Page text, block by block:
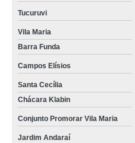
Tucuruvi
Vila Maria
Barra Funda
Campos Elísios
Santa Cecília
Chácara Klabin
Conjunto Promorar Vila Maria
Jardim Andaraí